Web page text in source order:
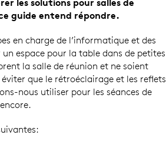
les solutions pour salles de
guide entend répondre.
en charge de l’informatique et des
espace pour la table dans de petites
la salle de réunion et ne soient
que le rétroéclairage et les reflets
nous utiliser pour les séances de